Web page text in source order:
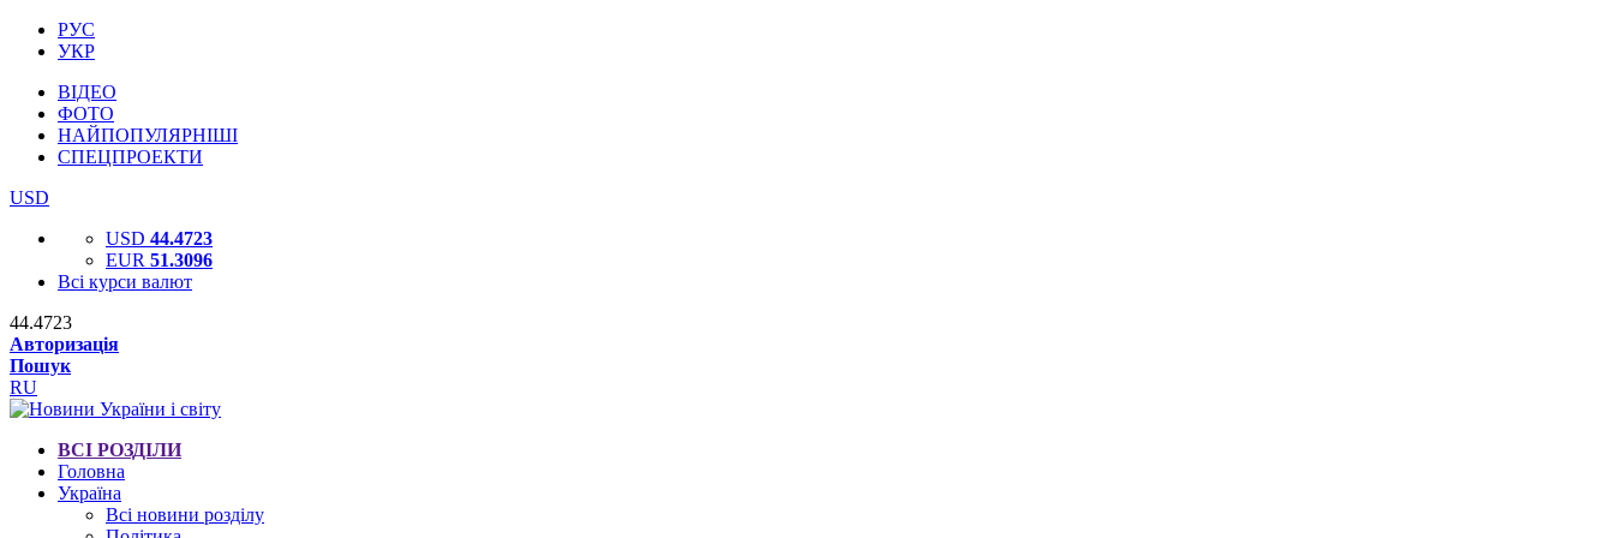
РУС
УКР
ВІДЕО
ФОТО
НАЙПОПУЛЯРНІШІ
СПЕЦПРОЕКТИ
USD
USD 44.4723
EUR 51.3096
Всі курси валют
44.4723
Авторизація
Пошук
RU
ВСІ РОЗДІЛИ
Головна
Україна
Всі новини розділу